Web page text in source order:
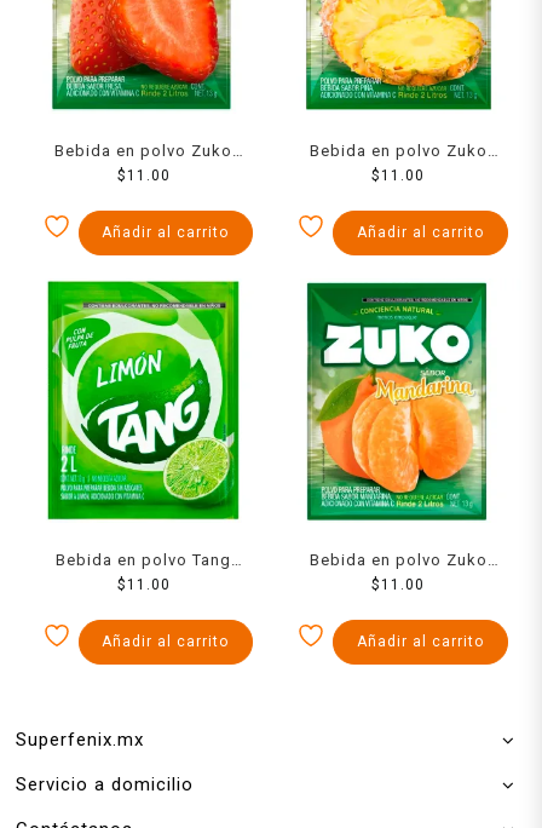
Bebida en polvo Zuko
sabor fresa 13 g
$11.00
Añadir al carrito
Bebida en polvo Zuko
sabor piña 13 g
$11.00
Añadir al carrito
Bebida en polvo Tang
limón 13 g
$11.00
Añadir al carrito
Bebida en polvo Zuko
sabor mandarina 13 g
$11.00
Añadir al carrito
Superfenix.mx
Servicio a domicilio